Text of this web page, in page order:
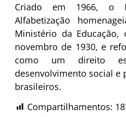
Criado em 1966, o
Alfabetização
Ministério da
novembro de 1930, e
como um direito
desenvolvimento social e
brasileiros.
Compartilhamentos: